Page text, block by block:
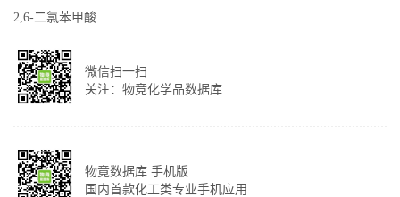
2,6-二氯苯甲酸
微信扫一扫
关注：物竞化学品数据库
物竟数据库 手机版
国内首款化工类专业手机应用